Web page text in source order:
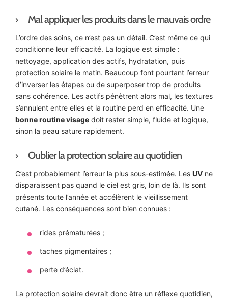
Mal appliquer les produits dans le mauvais ordre
L’ordre des soins, ce n’est pas un détail. C’est même ce qui
conditionne leur efficacité. La logique est simple :
nettoyage, application des actifs, hydratation, puis
protection solaire le matin. Beaucoup font pourtant l’erreur
d’inverser les étapes ou de superposer trop de produits
sans cohérence. Les actifs pénètrent alors mal, les textures
s’annulent entre elles et la routine perd en efficacité. Une
bonne routine visage doit rester simple, fluide et logique,
sinon la peau sature rapidement.
Oublier la protection solaire au quotidien
C’est probablement l’erreur la plus sous-estimée. Les UV ne
disparaissent pas quand le ciel est gris, loin de là. Ils sont
présents toute l’année et accélèrent le vieillissement
cutané. Les conséquences sont bien connues :
rides prématurées ;
taches pigmentaires ;
perte d’éclat.
La protection solaire devrait donc être un réflexe quotidien,